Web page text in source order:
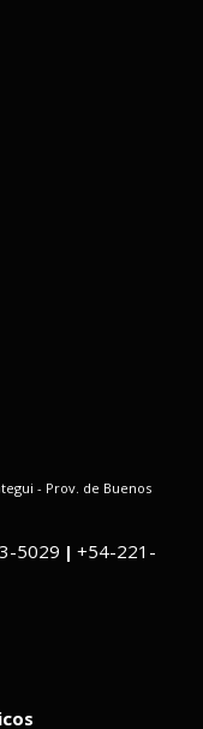
- Prov. de Buenos
5029 | +54-221-